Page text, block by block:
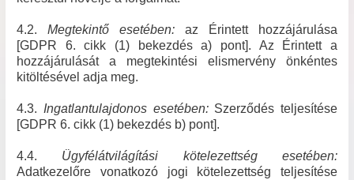
4.2. Megtekintő esetében: az Érintett hozzájárulása
[GDPR 6. cikk (1) bekezdés a) pont]. Az Érintett a
hozzájárulását a megtekintési elismervény önkéntes
kitöltésével adja meg.
4.3. Ingatlantulajdonos esetében:Szerződés teljesítése
[GDPR 6. cikk (1) bekezdés b) pont].
4.4. Ügyfélátvilágítási kötelezettség esetében:
Adatkezelőre vonatkozó jogi kötelezettség teljesítése